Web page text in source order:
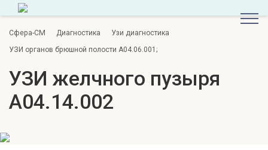
Сфера-СМ Диагностика
Узи диагностика
УЗИ органов брюшной полости А04.06.001;
УЗИ желчного пузыря
А04.14.002